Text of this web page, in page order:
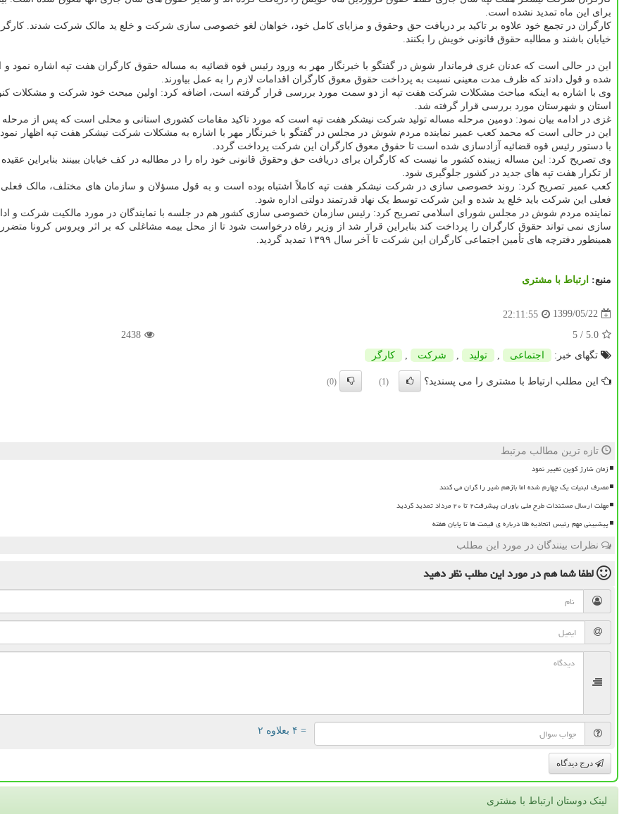
برای این ماه تمدید نشده است.
کارگران در تجمع خود علاوه بر تاکید بر دریافت حق وحقوق و مزایای کامل خود، خواهان لغو خصوصی سازی شرکت و خلع ید مالک شرکت شدند.
خیابان باشند و مطالبه حقوق قانونی خویش را بکنند.
این در حالی است که عدنان غزی فرماندار شوش در گفتگو با خبرنگار مهر به ورود رئیس قوه قضائیه به مساله حقوق کارگران هفت تپه اشاره
شده و قول دادند که ظرف مدت معینی نسبت به پرداخت حقوق معوق کارگران اقدامات لازم را به عمل بیاورند.
وی با اشاره به اینکه مباحث مشکلات شرکت هفت تپه از دو سمت مورد بررسی قرار گرفته است، اضافه کرد: اولین مبحث خود شرکت و مشکلات
استان و شهرستان مورد بررسی قرار گرفته شد.
غزی در ادامه بیان نمود: دومین مرحله مساله تولید شرکت نیشکر هفت تپه است که مورد تاکید مقامات کشوری استانی و محلی است که پس از
این در حالی است که محمد کعب عمیر نماینده مردم شوش در مجلس در گفتگو با خبرنگار مهر با اشاره به مشکلات شرکت نیشکر هفت تپه اظهار
با دستور رئیس قوه قضائیه آزادسازی شده است تا حقوق معوق کارگران این شرکت پرداخت گردد.
وی تصریح کرد: این مساله زیبنده کشور ما نیست که کارگران برای دریافت حق وحقوق قانونی خود راه را در مطالبه در کف خیابان ببینند بنابراین
از تکرار هفت تپه های جدید در کشور جلوگیری شود.
کعب عمیر تصریح کرد: روند خصوصی سازی در شرکت نیشکر هفت تپه کاملاً اشتباه بوده است و به قول مسؤلان و سازمان های مختلف، مالک فعلی
فعلی این شرکت باید خلع ید شده و این شرکت توسط یک نهاد قدرتمند دولتی اداره شود.
نماینده مردم شوش در مجلس شورای اسلامی تصریح کرد: رئیس سازمان خصوصی سازی کشور هم در جلسه با نمایندگان در مورد مالکیت شرکت و
همینطور دفترچه های تأمین اجتماعی کارگران این شرکت تا آخر سال ۱۳۹۹ تمدید گردید.
منبع: ارتباط با مشتری
1399/05/22
22:11:55
5.0
/ 5
2438
تگهای خبر:
اجتماعی , تولید , شركت , كارگر
این مطلب ارتباط با مشتری را می پسندید؟ (1)
(0)
تازه ترین مطالب مرتبط
زمان شارژ کوپن تغییر نمود
مصرف لبنیات یک چهارم شده اما بازهم شیر را گران می کنند
مهلت ارسال مستندات طرح ملی یاوران پیشرفت۲ تا ۲۰ مرداد تمدید گردید
پیشبینی مهم رئیس اتحادیه طلا درباره ی قیمت ها تا پایان هفته
نظرات بینندگان در مورد این مطلب
لطفا شما همدر مورد این مطلبنظر دهید
= ۴ بعلاوه ۲
درج دیدگاه
لینک دوستان ارتباط با مشتری